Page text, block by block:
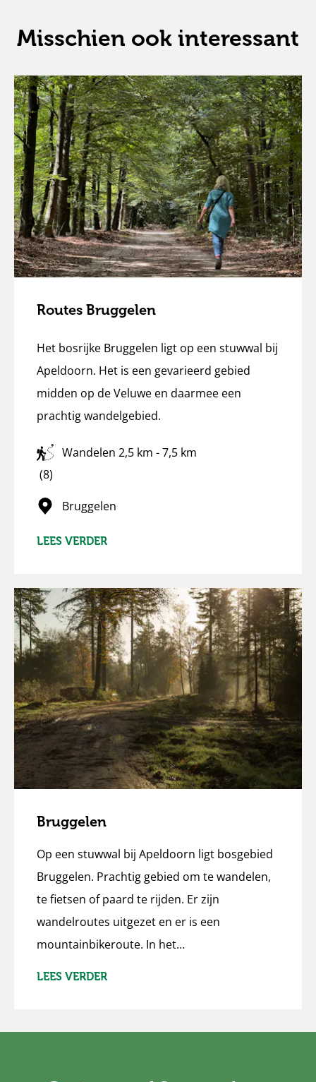
Misschien ook interessant
Routes Bruggelen
Het bosrijke Bruggelen ligt op een stuwwal bij
Apeldoorn. Het is een gevarieerd gebied
midden op de Veluwe en daarmee een
prachtig wandelgebied.
Wandelen 2,5 km - 7,5 km
4.375
sterren
(8)
Bruggelen
LEES VERDER
Bruggelen
Op een stuwwal bij Apeldoorn ligt bosgebied
Bruggelen. Prachtig gebied om te wandelen,
te fietsen of paard te rijden. Er zijn
wandelroutes uitgezet en er is een
mountainbikeroute. In het…
LEES VERDER